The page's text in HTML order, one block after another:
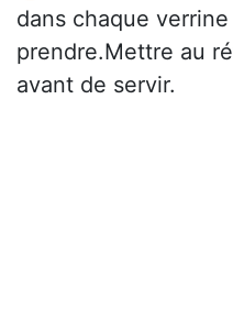
dans chaque
prendre.Mettre au
avant de servir.